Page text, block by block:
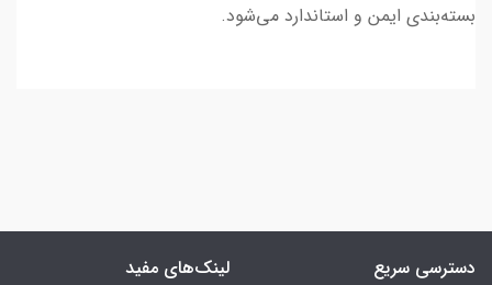
بسته‌بندی ایمن و استاندارد می‌شود.
دسترسی سریع لینک‌های مفید